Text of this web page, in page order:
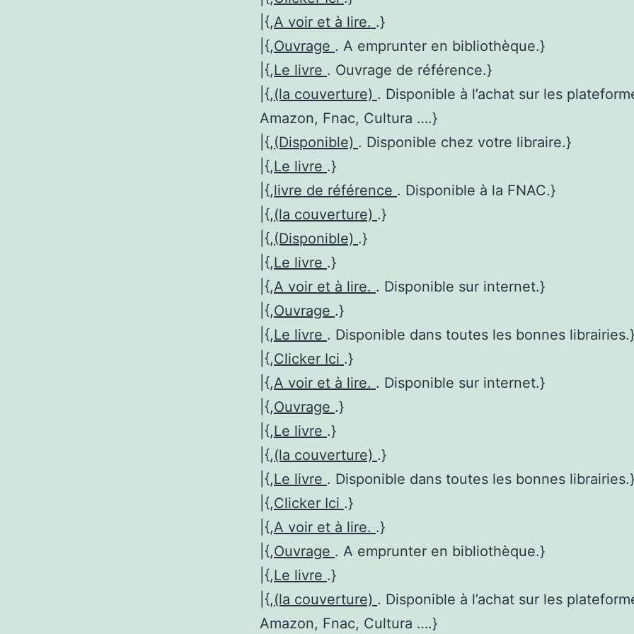
|{,A voir et à lire. .}
|{,Ouvrage . A emprunter en bibliothèque.}
|{,Le livre . Ouvrage de référence.}
|{,(la couverture) . Disponible à l’achat sur les
Amazon, Fnac, Cultura ….}
|{,(Disponible) . Disponible chez votre libraire.}
|{,Le livre .}
|{,livre de référence . Disponible à la FNAC.}
|{,(la couverture) .}
|{,(Disponible) .}
|{,Le livre .}
|{,A voir et à lire. . Disponible sur internet.}
|{,Ouvrage .}
|{,Le livre . Disponible dans toutes les bonnes librairies.}
|{,Clicker Ici .}
|{,A voir et à lire. . Disponible sur internet.}
|{,Ouvrage .}
|{,Le livre .}
|{,(la couverture) .}
|{,Le livre . Disponible dans toutes les bonnes librairies.}
|{,Clicker Ici .}
|{,A voir et à lire. .}
|{,Ouvrage . A emprunter en bibliothèque.}
|{,Le livre .}
|{,(la couverture) . Disponible à l’achat sur les
Amazon, Fnac, Cultura ….}